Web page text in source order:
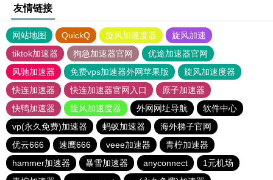
友情链接
网站地图 QuickQ 旋风加速度器
旋风加速
tiktok加速器
狗急加速器官网
优途加速器官网
风驰加速器
免费vps加速器外网苹果版
旋风加速度器
快连加速器
快连加速器官网入口
原子加速器
快鸭加速器
旋风加速度器 外网网址导航
软件中心
vp(永久免费)加速器
蚂蚁加速器
海外梯子官网
优云666
速鹰666 veee加速器
青柠加速器
hammer加速器
暴雪加速器 anyconnect
1元机场